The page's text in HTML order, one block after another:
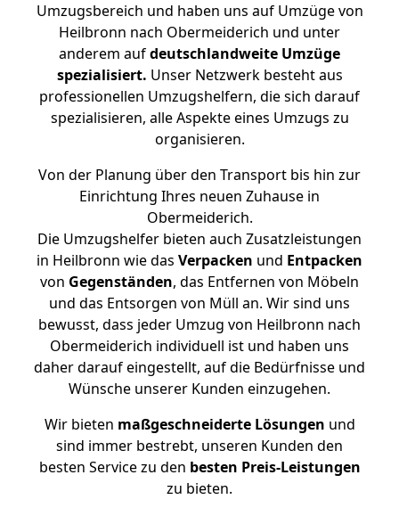
Umzugsbereich und haben uns auf Umzüge von
Heilbronn nach Obermeiderich und unter
anderem aufdeutschlandweite Umzüge
spezialisiert. Unser Netzwerk besteht aus
professionellen Umzugshelfern, die sich darauf
spezialisieren, alle Aspekte eines Umzugs zu
organisieren.
Von der Planung über den Transport bis hin zur
Einrichtung Ihres neuen Zuhause in
Obermeiderich.
Die Umzugshelfer bieten auch Zusatzleistungen
in Heilbronn wie das Verpacken und Entpacken
von Gegenständen, das Entfernen von Möbeln
und das Entsorgen von Müll an. Wir sind uns
bewusst, dass jeder Umzug von Heilbronn nach
Obermeiderich individuell ist und haben uns
daher darauf eingestellt, auf die Bedürfnisse und
Wünsche unserer Kunden einzugehen.
Wir bieten maßgeschneiderte Lösungen und
sind immer bestrebt, unseren Kunden den
besten Service zu den besten Preis-Leistungen
zu bieten.